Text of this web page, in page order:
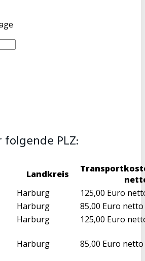
PLZ:
Landkreis
Harburg
125,00 Euro
Harburg
85,00 Euro netto
Harburg 125,00 Euro
Harburg 85,00 Euro netto